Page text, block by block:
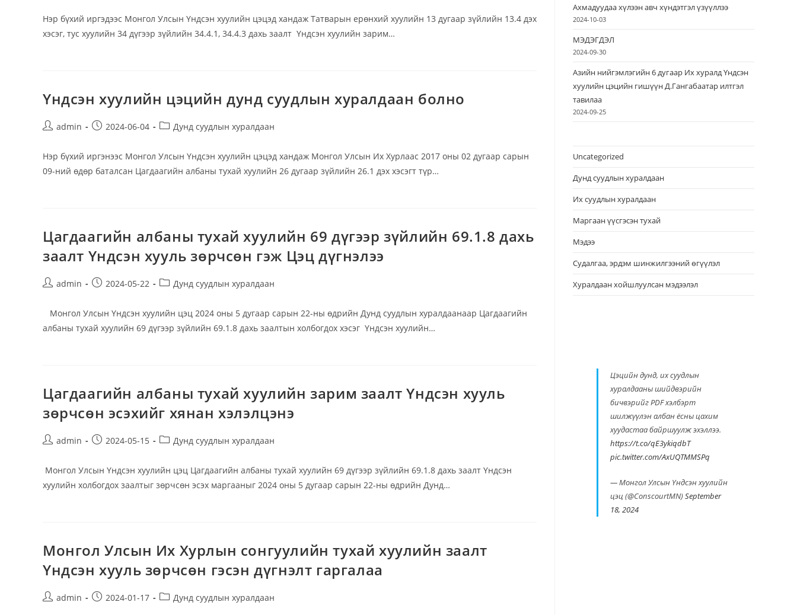
Нэр бүхий иргэдээс Монгол Улсын Үндсэн хуулийн цэцэд хандаж Татварын ерөнхий хуулийн 13 дугаар зүйлийн 13.4 дэх
хэсэг, тус хуулийн 34 дүгээр зүйлийн 34.4.1, 34.4.3 дахь заалт Үндсэн хуулийн зарим…
Үндсэн хуулийн цэцийн дунд суудлын хуралдаан болно
Postadmin
Post2024-06-04
PostДунд суудлын хуралдаан
Нэр бүхий иргэнээс Монгол Улсын Үндсэн хуулийн цэцэд хандаж Монгол Улсын Их Хурлаас 2017 оны 02 дугаар сарын
09-ний өдөр баталсан Цагдаагийн албаны тухай хуулийн 26 дугаар зүйлийн 26.1 дэх хэсэгт түр…
Цагдаагийн албаны тухай хуулийн 69 дүгээр зүйлийн 69.1.8 дахь
заалт Үндсэн хууль зөрчсөн гэж Цэц дүгнэлээ
Postadmin
Post2024-05-22
PostДунд суудлын хуралдаан
Монгол Улсын Үндсэн хуулийн цэц 2024 оны 5 дугаар сарын 22-ны өдрийн Дунд суудлын хуралдаанаар Цагдаагийн
албаны тухай хуулийн 69 дүгээр зүйлийн 69.1.8 дахь заалтын холбогдох хэсэг Үндсэн хуулийн…
Цагдаагийн албаны тухай хуулийн зарим заалт Үндсэн хууль
зөрчсөн эсэхийг хянан хэлэлцэнэ
Postadmin
Post2024-05-15
PostДунд суудлын хуралдаан
Монгол Улсын Үндсэн хуулийн цэц Цагдаагийн албаны тухай хуулийн 69 дүгээр зүйлийн 69.1.8 дахь заалт Үндсэн
хуулийн холбогдох заалтыг зөрчсөн эсэх маргааныг 2024 оны 5 дугаар сарын 22-ны өдрийн Дунд…
Монгол Улсын Их Хурлын сонгуулийн тухай хуулийн заалт
Үндсэн хууль зөрчсөн гэсэн дүгнэлт гаргалаа
Postadmin
Post2024-01-17
PostДунд суудлын хуралдаан
Ахмадуудаа хүлээн авч хүндэтгэл үзүүллээ
2024-10-03
МЭДЭГДЭЛ
2024-09-30
Азийн нийгэмлэгийн 6 дугаар Их хуралд Үндсэн
хуулийн цэцийн гишүүн Д.Гангабаатар илтгэл
тавилаа
2024-09-25
Uncategorized
Дунд суудлын хуралдаан
Их суудлын хуралдаан
Маргаан үүсгэсэн тухай
Мэдээ
Судалгаа, эрдэм шинжилгээний өгүүлэл
Хуралдаан хойшлуулсан мэдээлэл
Цэцийн дунд, их суудлын
хуралдааны шийдвэрийн
бичвэрийг PDF хэлбэрт
шилжүүлэн албан ёсны цахим
хуудастаа байршуулж эхэллээ.
https://t.co/qE3ykiqdbT
pic.twitter.com/AxUQTMMSPq
— Монгол Улсын Үндсэн хуулийн
цэц (@ConscourtMN)September
18, 2024